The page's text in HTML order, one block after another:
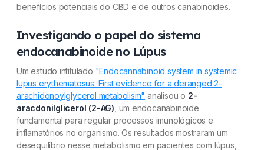
benefícios potenciais do CBD e de outros canabinoides.
Investigando o papel do sistema
endocanabinoide no Lúpus
Um estudo intitulado "Endocannabinoid system in systemic
lupus erythematosus: First evidence for a deranged 2-
arachidonoylglycerol metabolism" analisou o 2-
aracdonilglicerol (2-AG) , um endocanabinoide
fundamental para regular processos imunológicos e
inflamatórios no organismo. Os resultados mostraram um
desequilíbrio nesse metabolismo em pacientes com lúpus,